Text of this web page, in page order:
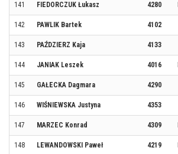
141 FIEDORCZUK Łukasz 4280
142 PAWLIK Bartek 4102
143 PAŹDZIERZ Kaja 4133
144 JANIAK Leszek 4016
145 GAŁECKA Dagmara 4290
146 WIŚNIEWSKA Justyna 4353
147 MARZEC Konrad 4309
148 LEWANDOWSKI Paweł 4219